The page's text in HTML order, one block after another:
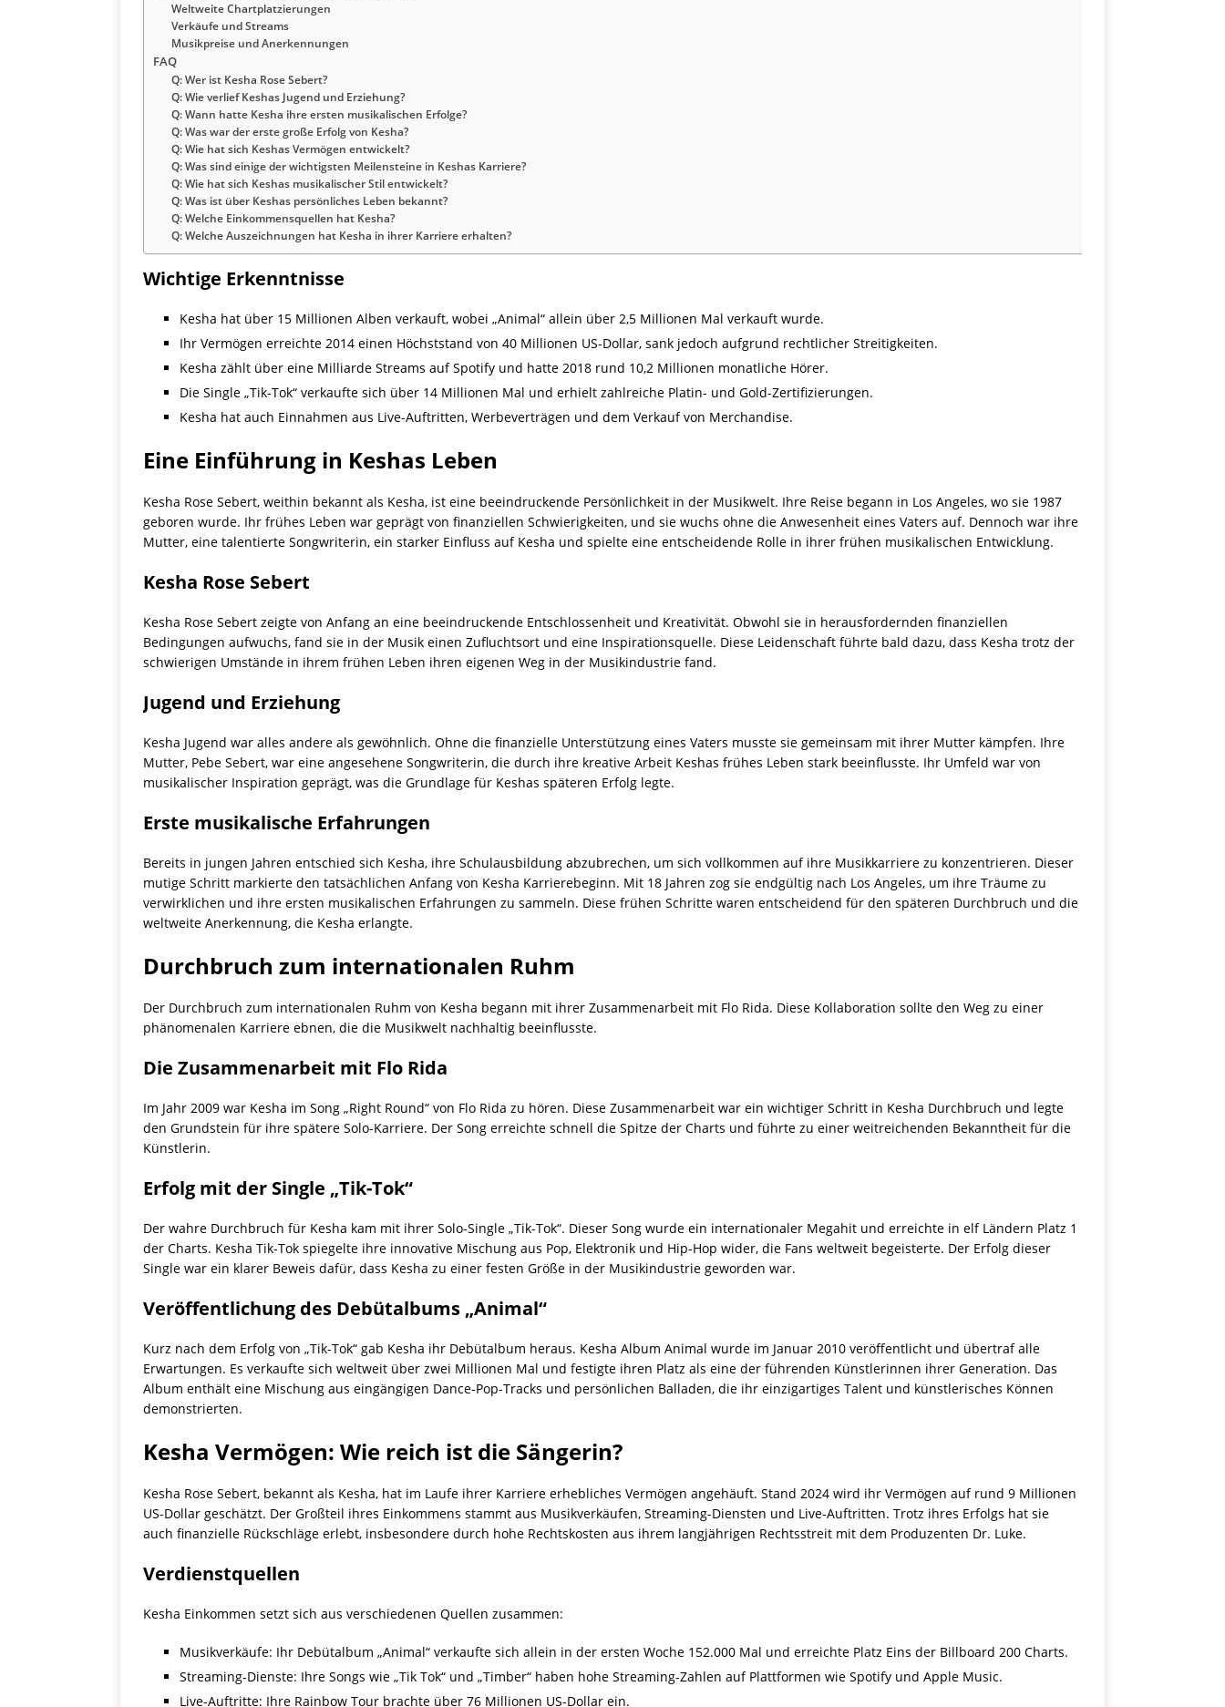
Weltweite Chartplatzierungen
Verkäufe und Streams
Musikpreise und Anerkennungen
FAQ
Q: Wer ist Kesha Rose Sebert?
Q: Wie verlief Keshas Jugend und Erziehung?
Q: Wann hatte Kesha ihre ersten musikalischen Erfolge?
Q: Was war der erste große Erfolg von Kesha?
Q: Wie hat sich Keshas Vermögen entwickelt?
Q: Was sind einige der wichtigsten Meilensteine in Keshas Karriere?
Q: Wie hat sich Keshas musikalischer Stil entwickelt?
Q: Was ist über Keshas persönliches Leben bekannt?
Q: Welche Einkommensquellen hat Kesha?
Q: Welche Auszeichnungen hat Kesha in ihrer Karriere erhalten?
Wichtige Erkenntnisse
Kesha hat über 15 Millionen Alben verkauft, wobei „Animal“ allein über 2,5 Millionen Mal verkauft wurde.
Ihr Vermögen erreichte 2014 einen Höchststand von 40 Millionen US-Dollar, sank jedoch aufgrund rechtlicher Streitigkeiten.
Kesha zählt über eine Milliarde Streams auf Spotify und hatte 2018 rund 10,2 Millionen monatliche Hörer.
Die Single „Tik-Tok“ verkaufte sich über 14 Millionen Mal und erhielt zahlreiche Platin- und Gold-Zertifizierungen.
Kesha hat auch Einnahmen aus Live-Auftritten, Werbeverträgen und dem Verkauf von Merchandise.
Eine Einführung in Keshas Leben
Kesha Rose Sebert, weithin bekannt als Kesha, ist eine beeindruckende Persönlichkeit in der Musikwelt. Ihre Reise begann in Los Angeles, wo sie 1987
geboren wurde. Ihr frühes Leben war geprägt von finanziellen Schwierigkeiten, und sie wuchs ohne die Anwesenheit eines Vaters auf. Dennoch war ihre
Mutter, eine talentierte Songwriterin, ein starker Einfluss auf Kesha und spielte eine entscheidende Rolle in ihrer frühen musikalischen Entwicklung.
Kesha Rose Sebert
Kesha Rose Sebert zeigte von Anfang an eine beeindruckende Entschlossenheit und Kreativität. Obwohl sie in herausfordernden finanziellen
Bedingungen aufwuchs, fand sie in der Musik einen Zufluchtsort und eine Inspirationsquelle. Diese Leidenschaft führte bald dazu, dass Kesha trotz der
schwierigen Umstände in ihrem frühen Leben ihren eigenen Weg in der Musikindustrie fand.
Jugend und Erziehung
Kesha Jugend war alles andere als gewöhnlich. Ohne die finanzielle Unterstützung eines Vaters musste sie gemeinsam mit ihrer Mutter kämpfen. Ihre
Mutter, Pebe Sebert, war eine angesehene Songwriterin, die durch ihre kreative Arbeit Keshas frühes Leben stark beeinflusste. Ihr Umfeld war von
musikalischer Inspiration geprägt, was die Grundlage für Keshas späteren Erfolg legte.
Erste musikalische Erfahrungen
Bereits in jungen Jahren entschied sich Kesha, ihre Schulausbildung abzubrechen, um sich vollkommen auf ihre Musikkarriere zu konzentrieren. Dieser
mutige Schritt markierte den tatsächlichen Anfang von Kesha Karrierebeginn. Mit 18 Jahren zog sie endgültig nach Los Angeles, um ihre Träume zu
verwirklichen und ihre ersten musikalischen Erfahrungen zu sammeln. Diese frühen Schritte waren entscheidend für den späteren Durchbruch und die
weltweite Anerkennung, die Kesha erlangte.
Durchbruch zum internationalen Ruhm
Der Durchbruch zum internationalen Ruhm von Kesha begann mit ihrer Zusammenarbeit mit Flo Rida. Diese Kollaboration sollte den Weg zu einer
phänomenalen Karriere ebnen, die die Musikwelt nachhaltig beeinflusste.
Die Zusammenarbeit mit Flo Rida
Im Jahr 2009 war Kesha im Song „Right Round“ von Flo Rida zu hören. Diese Zusammenarbeit war ein wichtiger Schritt in Kesha Durchbruch und legte
den Grundstein für ihre spätere Solo-Karriere. Der Song erreichte schnell die Spitze der Charts und führte zu einer weitreichenden Bekanntheit für die
Künstlerin.
Erfolg mit der Single „Tik-Tok“
Der wahre Durchbruch für Kesha kam mit ihrer Solo-Single „Tik-Tok“. Dieser Song wurde ein internationaler Megahit und erreichte in elf Ländern Platz 1
der Charts. Kesha Tik-Tok spiegelte ihre innovative Mischung aus Pop, Elektronik und Hip-Hop wider, die Fans weltweit begeisterte. Der Erfolg dieser
Single war ein klarer Beweis dafür, dass Kesha zu einer festen Größe in der Musikindustrie geworden war.
Veröffentlichung des Debütalbums „Animal“
Kurz nach dem Erfolg von „Tik-Tok“ gab Kesha ihr Debütalbum heraus. Kesha Album Animal wurde im Januar 2010 veröffentlicht und übertraf alle
Erwartungen. Es verkaufte sich weltweit über zwei Millionen Mal und festigte ihren Platz als eine der führenden Künstlerinnen ihrer Generation. Das
Album enthält eine Mischung aus eingängigen Dance-Pop-Tracks und persönlichen Balladen, die ihr einzigartiges Talent und künstlerisches Können
demonstrierten.
Kesha Vermögen: Wie reich ist die Sängerin?
Kesha Rose Sebert, bekannt als Kesha, hat im Laufe ihrer Karriere erhebliches Vermögen angehäuft. Stand 2024 wird ihr Vermögen auf rund 9 Millionen
US-Dollar geschätzt. Der Großteil ihres Einkommens stammt aus Musikverkäufen, Streaming-Diensten und Live-Auftritten. Trotz ihres Erfolgs hat sie
auch finanzielle Rückschläge erlebt, insbesondere durch hohe Rechtskosten aus ihrem langjährigen Rechtsstreit mit dem Produzenten Dr. Luke.
Verdienstquellen
Kesha Einkommen setzt sich aus verschiedenen Quellen zusammen:
Musikverkäufe: Ihr Debütalbum „Animal“ verkaufte sich allein in der ersten Woche 152.000 Mal und erreichte Platz Eins der Billboard 200 Charts.
Streaming-Dienste: Ihre Songs wie „Tik Tok“ und „Timber“ haben hohe Streaming-Zahlen auf Plattformen wie Spotify und Apple Music.
Live-Auftritte: Ihre Rainbow Tour brachte über 76 Millionen US-Dollar ein.